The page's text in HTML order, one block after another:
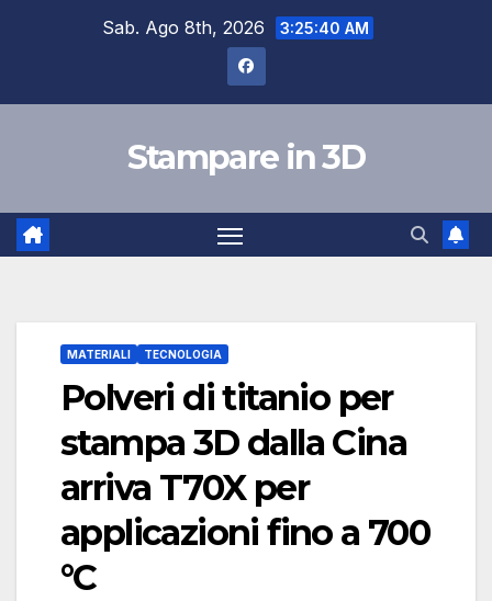
Sab. Ago 8th, 2026 3:25:42 AM
Stampare in 3D
MATERIALI TECNOLOGIA
Polveri di titanio per
stampa 3D dalla Cina
arriva T70X per
applicazioni fino a 700
°C